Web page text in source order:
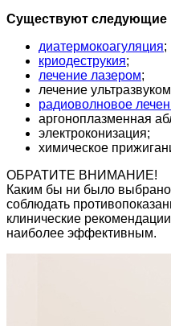
Существуют следующие
диатермокоагуляция;
криодеструкия;
лечение лазером;
лечение
радиоволновое
аргоноплазменная
электроконизация;
химическое
ОБРАТИТЕ ВНИМАНИЕ!
Каким бы ни было
соблюдать
клинические
наиболее эффективным.